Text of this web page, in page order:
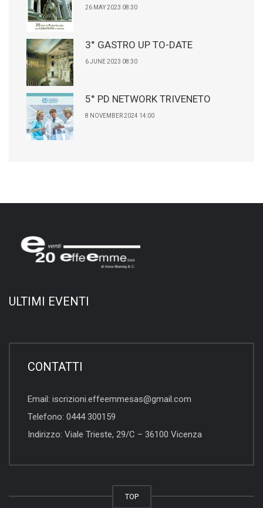
26 MAY 2023 08:30
3° GASTRO UP TO-DATE
6 JUNE 2023 08:30
5° PD NETWORK TRIVENETO
8 NOVEMBER 2024 14:00
ULTIMI EVENTI
CONTATTI
Email: iscrizioni.effeemmesas@gmail.com
Telefono: 0444 300159
Indirizzo: Viale Trieste, 29/C – 36100 Vicenza
TOP